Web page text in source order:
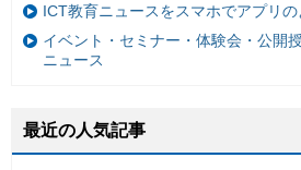
ICT教育ニュースをスマホでアプリ
イベント・セミナー・体験会・公開
ニュース
最近の人気記事